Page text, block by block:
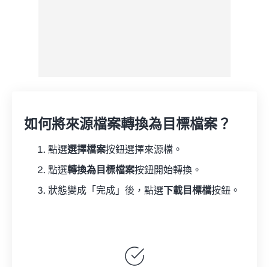
如何將來源檔案轉換為目標檔案？
點選選擇檔案按鈕選擇來源檔。
點選轉換為目標檔案按鈕開始轉換。
狀態變成「完成」後，點選 下載目標檔按鈕。